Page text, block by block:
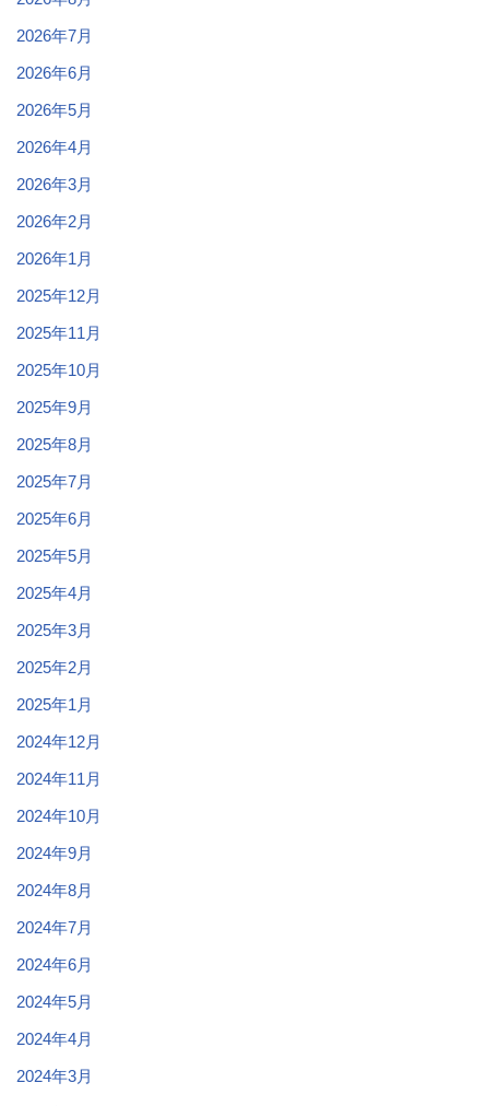
2026年7月
2026年6月
2026年5月
2026年4月
2026年3月
2026年2月
2026年1月
2025年12月
2025年11月
2025年10月
2025年9月
2025年8月
2025年7月
2025年6月
2025年5月
2025年4月
2025年3月
2025年2月
2025年1月
2024年12月
2024年11月
2024年10月
2024年9月
2024年8月
2024年7月
2024年6月
2024年5月
2024年4月
2024年3月